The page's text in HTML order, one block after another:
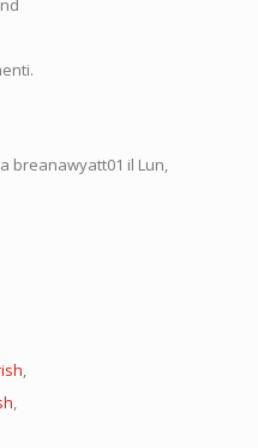
breanawyatt01 il Lun,
,
,